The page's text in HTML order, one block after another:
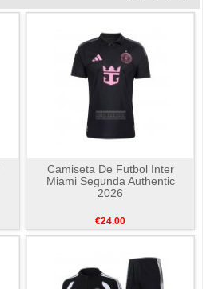
Camiseta De Futbol Inter
Miami Segunda Authentic
2026
€24.00